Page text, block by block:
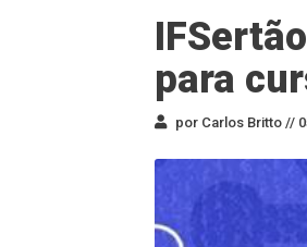
para
por Carlos Britto //